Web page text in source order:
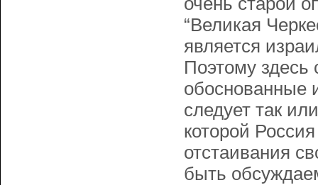
“Великая
является
Поэтому здесь
обоснованные
следует так
которой
отстаивания
быть